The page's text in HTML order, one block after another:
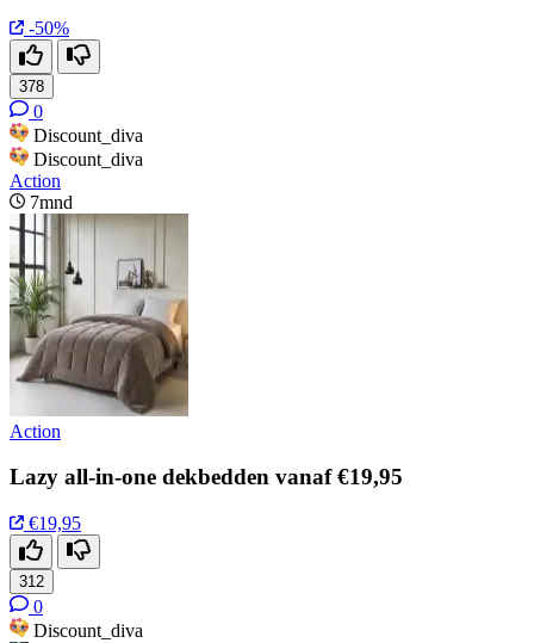
-50%
378
0
Discount_diva
Discount_diva
Action
7mnd
Action
Lazy all-in-one dekbedden vanaf €19,95
€19,95
312
0
Discount_diva